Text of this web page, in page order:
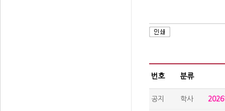
번호 분류
공지 학사 2026